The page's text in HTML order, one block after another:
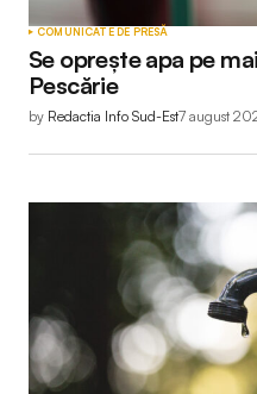
COMUNICATE DE PRESĂ
Se oprește apa pe
Pescărie
by Redactia Info Sud-Est7 august